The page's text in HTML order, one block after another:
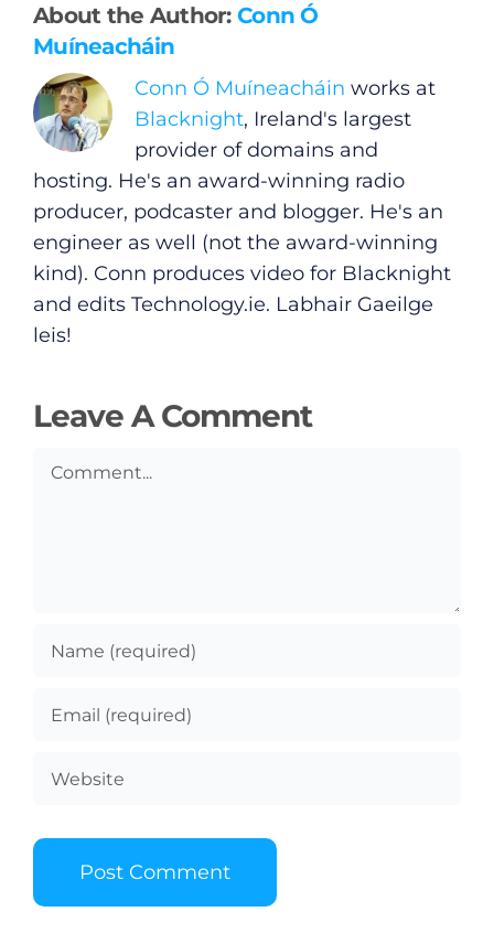
About the Author:Conn Ó
Muíneacháin
Conn Ó Muíneacháin works at
Blacknight, Ireland's largest
provider of domains and
hosting. He's an award-winning radio
producer, podcaster and blogger. He's an
engineer as well (not the award-winning
kind). Conn produces video for Blacknight
and edits Technology.ie. Labhair Gaeilge
leis!
Leave A Comment
Comment
Privacy Policy
Submit News